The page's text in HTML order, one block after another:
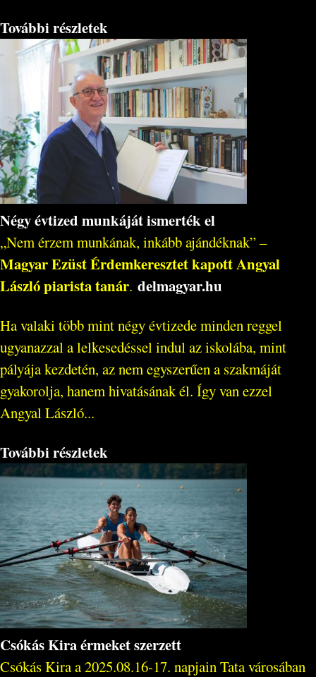
További részletek
Négy évtized munkáját ismerték el
„Nem érzem munkának, inkább ajándéknak” –
Magyar Ezüst Érdemkeresztet kapott Angyal
László piarista tanár. delmagyar.hu
Ha valaki több mint négy évtizede minden reggel
ugyanazzal a lelkesedéssel indul az iskolába, mint
pályája kezdetén, az nem egyszerűen a szakmáját
gyakorolja, hanem hivatásának él. Így van ezzel
Angyal László...
További részletek
Csókás Kira érmeket szerzett
Csókás Kira a 2025.08.16-17. napjain Tata városában